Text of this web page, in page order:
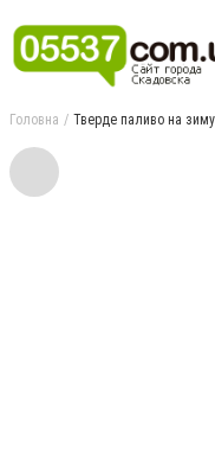
Головна Тверде паливо на